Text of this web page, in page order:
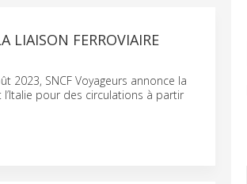
LIAISON FERROVIAIRE
2023, SNCF Voyageurs annonce la
pour des circulations à partir